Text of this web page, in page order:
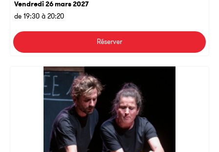
Vendredi 26 mars 2027
de 19:30 à 20:20
Réserver